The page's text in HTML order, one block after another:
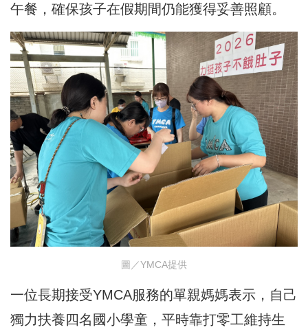
午餐，確保孩子在假期間仍能獲得妥善照顧。
圖／YMCA提供
一位長期接受YMCA服務的單親媽媽表示，自己
獨力扶養四名國小學童，平時靠打零工維持生